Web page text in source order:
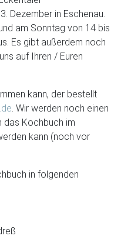
Dezember in Eschenau.
am Sonntag von 14 bis
Es gibt außerdem noch
auf Ihren / Euren
kann, der bestellt
. Wir werden noch einen
das Kochbuch im
kann (noch vor
in folgenden